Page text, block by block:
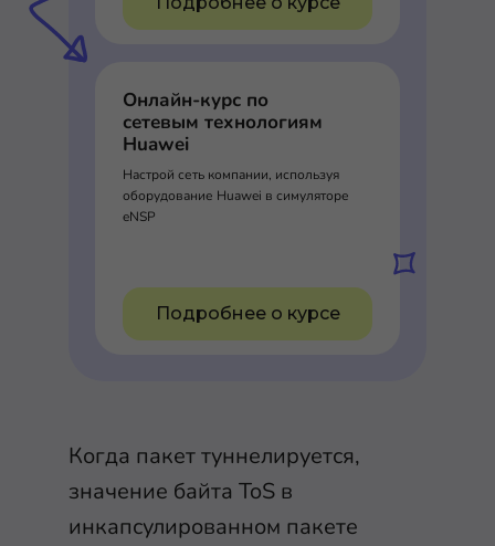
Онлайн-курс по
сетевым технологиям
Huawei
Настрой сеть компании, используя
оборудование Huawei в симуляторе
eNSP
Подробнее о курсе
Когда пакет туннелируется,
значение байта ToS в
инкапсулированном пакете